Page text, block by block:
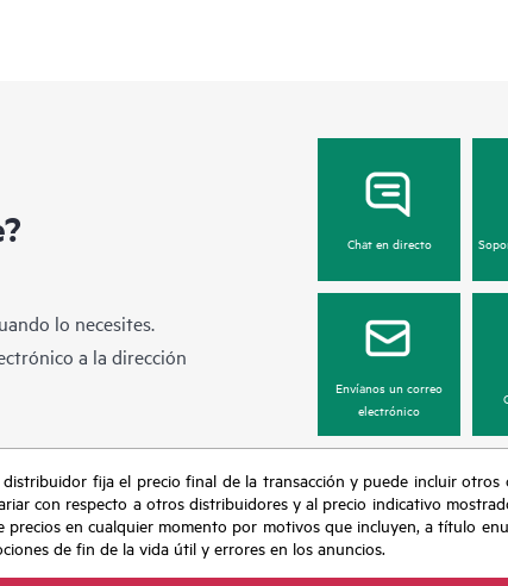
lo necesites.
a la dirección
Chat en directo
Envíanos un correo
electrónico
fija el precio final de la transacción y puede incluir
con respecto a otros distribuidores y al precio indicativo
precios en cualquier momento por motivos que incluyen, a título
de fin de la vida útil y errores en los anuncios.